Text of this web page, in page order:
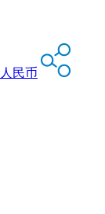
人民币